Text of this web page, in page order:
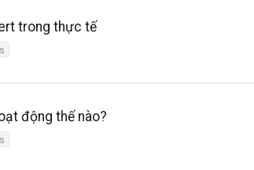
trong thực tế
động thế nào?